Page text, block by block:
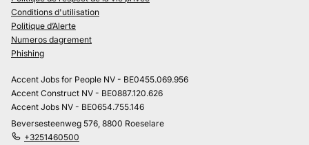
Conditions d'utilisation
Politique d’Alerte
Numeros dagrement
Phishing
Accent Jobs for People NV - BE0455.069.956
Accent Construct NV - BE0887.120.626
Accent Jobs NV - BE0654.755.146
Beversesteenweg 576, 8800 Roeselare
+3251460500